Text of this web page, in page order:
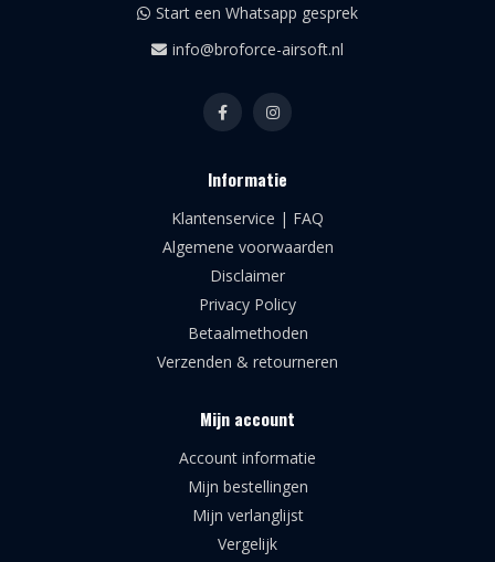
Start een Whatsapp gesprek
info@broforce-airsoft.nl
Informatie
Klantenservice | FAQ
Algemene voorwaarden
Disclaimer
Privacy Policy
Betaalmethoden
Verzenden & retourneren
Mijn account
Account informatie
Mijn bestellingen
Mijn verlanglijst
Vergelijk